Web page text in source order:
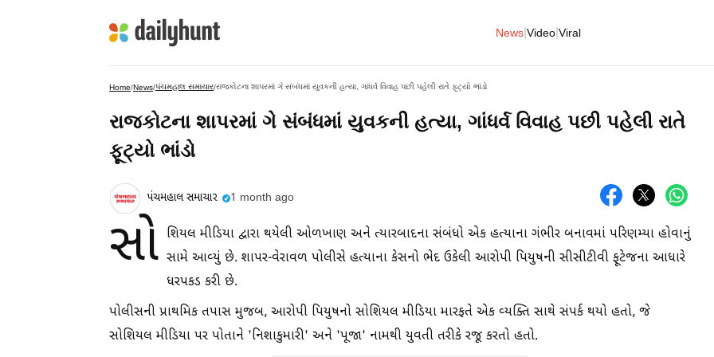
News Video Viral
Home/News/પંચમહાલ સમાચાર/રાજકોટના શાપરમાં ગે સંબંધમાં યુવકની હત્યા, ગાંધર્વ વિવાહ પછી પહેલી રાતે ફૂટ્યો ભાંડો
રાજકોટના શાપરમાં ગે સંબંધમાં યુવકની હત્યા, ગાંધર્વ વિવાહ પછી પહેલી રાતે
ફૂટ્યો ભાંડો
પંચમહાલ સમાચાર 1 month ago
સો શિયલ મીડિયા દ્વારા થયેલી ઓળખાણ અને ત્યારબાદના સંબંધો એક હત્યાના ગંભીર બનાવમાં પરિણમ્યા હોવાનું
સામે આવ્યું છે. શાપર-વેરાવળ પોલીસે હત્યાના કેસનો ભેદ ઉકેલી આરોપી પિયુષની સીસીટીવી ફૂટેજના આધારે
ધરપકડ કરી છે.
પોલીસની પ્રાથમિક તપાસ મુજબ, આરોપી પિયુષનો સોશિયલ મીડિયા મારફતે એક વ્યક્તિ સાથે સંપર્ક થયો હતો, જે
સોશિયલ મીડિયા પર પોતાને 'નિશાકુમારી' અને 'પૂજા' નામથી યુવતી તરીકે રજૂ કરતો હતો.